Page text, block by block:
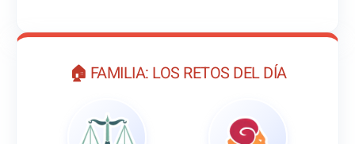
🏠 FAMILIA: LOS RETOS DEL DÍA